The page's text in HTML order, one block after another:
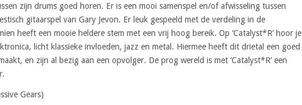
zijn drums goed horen. Er is een mooi samenspel en/of afwisseling tussen
gitaarspel van Gary Jevon. Er leuk gespeeld met de verdeling in de
heeft een mooie heldere stem met een vrij hoog bereik. Op ‘Catalyst*R’ hoor je
licht klassieke invloeden, jazz en metal. Hiermee heeft dit drietal een goed
en zijn al bezig aan een opvolger. De prog wereld is met ‘Catalyst*R’ een
Gears)